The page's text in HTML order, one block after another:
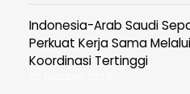
Indonesia-Arab Saudi
Perkuat Kerja Sama
Koordinasi Tertinggi